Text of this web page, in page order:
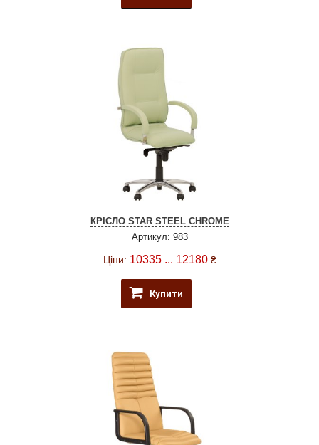
КРІСЛО STAR STEEL CHROME
Артикул: 983
Ціни: 10335 ... 12180 ₴
Купити